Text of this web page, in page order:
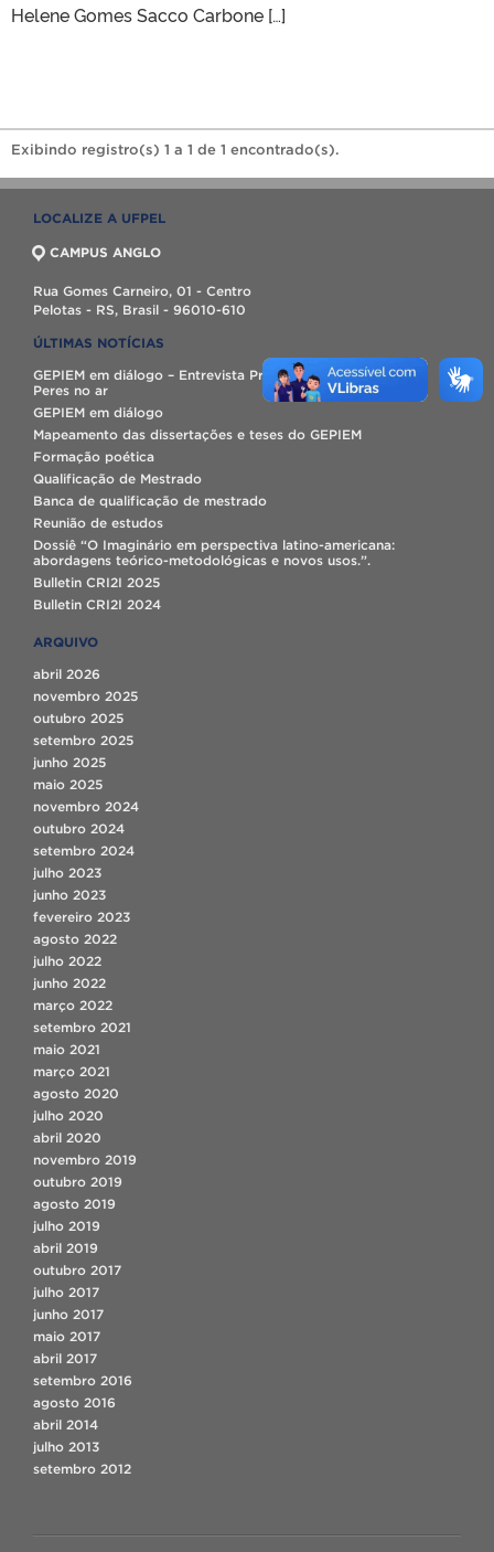
Helene Gomes Sacco Carbone […]
Exibindo registro(s) 1 a 1 de 1 encontrado(s).
LOCALIZE A UFPEL
CAMPUS ANGLO
Rua Gomes Carneiro, 01 - Centro
Pelotas - RS, Brasil - 96010-610
ÚLTIMAS NOTÍCIAS
GEPIEM em diálogo – Entrevista Profª. Drª. Lúcia Maria Vaz
Peres no ar
GEPIEM em diálogo
Mapeamento das dissertações e teses do GEPIEM
Formação poética
Qualificação de Mestrado
Banca de qualificação de mestrado
Reunião de estudos
Dossiê “O Imaginário em perspectiva latino-americana:
abordagens teórico-metodológicas e novos usos.”.
Bulletin CRI2I 2025
Bulletin CRI2I 2024
ARQUIVO
abril 2026
novembro 2025
outubro 2025
setembro 2025
junho 2025
maio 2025
novembro 2024
outubro 2024
setembro 2024
julho 2023
junho 2023
fevereiro 2023
agosto 2022
julho 2022
junho 2022
março 2022
setembro 2021
maio 2021
março 2021
agosto 2020
julho 2020
abril 2020
novembro 2019
outubro 2019
agosto 2019
julho 2019
abril 2019
outubro 2017
julho 2017
junho 2017
maio 2017
abril 2017
setembro 2016
agosto 2016
abril 2014
julho 2013
setembro 2012